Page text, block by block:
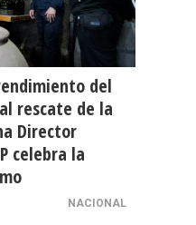
del
rescate de la
Director
celebra la
NACIONAL